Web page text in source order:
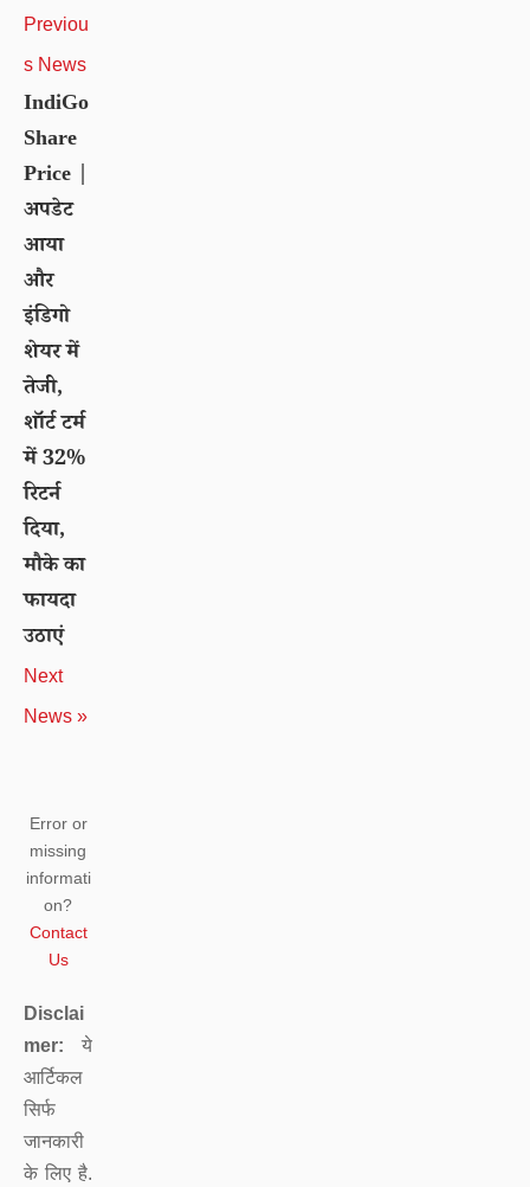
Previou
s News
IndiGo
Share
Price |
अपडेट
आया
और
इंडिगो
शेयर में
तेजी,
शॉर्ट टर्म
में 32%
रिटर्न
दिया,
मौके का
फायदा
उठाएं
Next
News »
Error or
missing
informati
on?
Contact
Us
Disclai
mer: ये
आर्टिकल
सिर्फ
जानकारी
के लिए है.